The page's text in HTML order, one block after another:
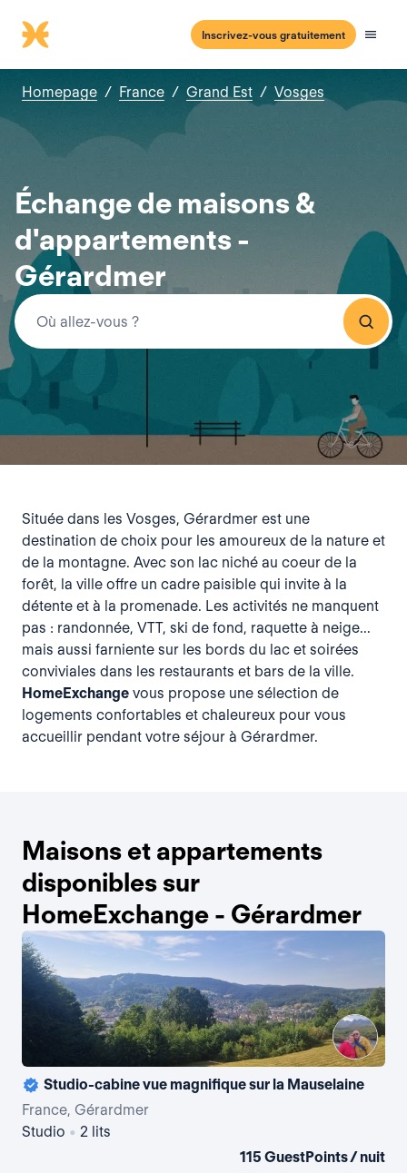
Inscrivez-vous gratuitement
Homepage / France / Grand Est / Vosges
Échange de maisons &
d'appartements -
Gérardmer
Située dans les Vosges, Gérardmer est une
destination de choix pour les amoureux de la nature et
de la montagne. Avec son lac niché au coeur de la
forêt, la ville offre un cadre paisible qui invite à la
détente et à la promenade. Les activités ne manquent
pas : randonnée, VTT, ski de fond, raquette à neige...
mais aussi farniente sur les bords du lac et soirées
conviviales dans les restaurants et bars de la ville.
HomeExchange vous propose une sélection de
logements confortables et chaleureux pour vous
accueillir pendant votre séjour à Gérardmer.
Maisons et appartements
disponibles sur
HomeExchange - Gérardmer
Studio-cabine vue magnifique sur la Mauselaine
France, Gérardmer
Studio • 2 lits
115 GuestPoints / nuit